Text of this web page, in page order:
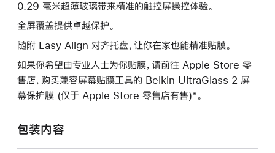
0.29 毫米超薄玻璃带来精准的触控屏操控体验。
全屏覆盖提供卓越保护。
随附 Easy Align 对齐托盘，让你在家也能精准贴膜。
如果你希望由专业人士为你贴膜，请前往 Apple Store 零
售店，购买兼容屏幕贴膜工具的 Belkin UltraGlass 2 屏
幕保护膜 (仅于 Apple Store 零售店有售)*。
包装内容